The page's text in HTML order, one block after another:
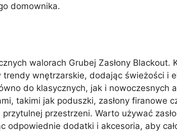
domownika.
walorach Grubej Zasłony Blackout.
trendy wnętrzarskie, dodając świeżości i
do klasycznych, jak i nowoczesnych
takimi jak poduszki, zasłony firanowe
przestrzeni. Warto używać
odpowiednie dodatki i akcesoria, aby